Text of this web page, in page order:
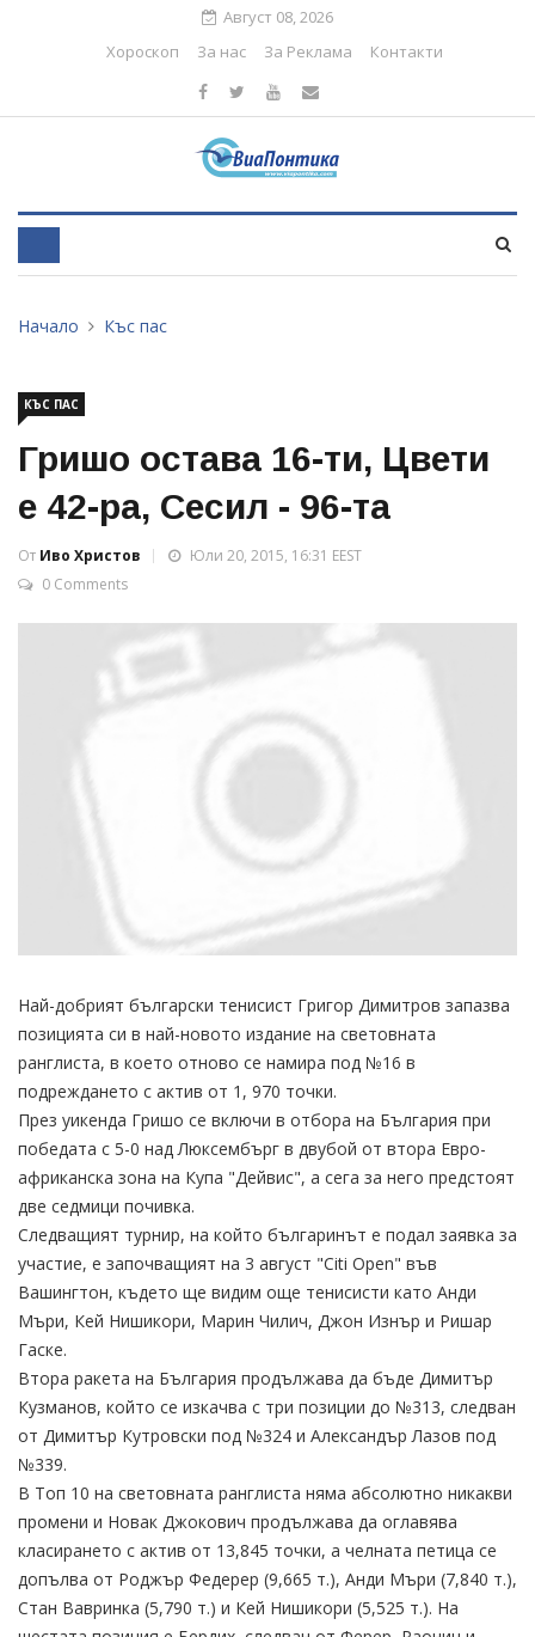
Август 08, 2026
Хороскоп
За нас За Реклама Контакти
Начало Къс пас
КЪС ПАС
Гришо остава 16-ти, Цвети
е 42-ра, Сесил - 96-та
От Иво Христов
Юли 20, 2015, 16:31 EEST
0 Comments
Най-добрият български тенисист Григор Димитров запазва
позицията си в най-новото издание на световната
ранглиста, в което отново се намира под №16 в
подреждането с актив от 1, 970 точки.
През уикенда Гришо се включи в отбора на България при
победата с 5-0 над Люксембърг в двубой от втора Евро-
африканска зона на Купа "Дейвис", а сега за него предстоят
две седмици почивка.
Следващият турнир, на който българинът е подал заявка за
участие, е започващият на 3 август "Citi Open" във
Вашингтон, където ще видим още тенисисти като Анди
Мъри, Кей Нишикори, Марин Чилич, Джон Изнър и Ришар
Гаске.
Втора ракета на България продължава да бъде Димитър
Кузманов, който се изкачва с три позиции до №313, следван
от Димитър Кутровски под №324 и Александър Лазов под
№339.
В Топ 10 на световната ранглиста няма абсолютно никакви
промени и Новак Джокович продължава да оглавява
класирането с актив от 13,845 точки, а челната петица се
допълва от Роджър Федерер (9,665 т.), Анди Мъри (7,840 т.),
Стан Вавринка (5,790 т.) и Кей Нишикори (5,525 т.). На